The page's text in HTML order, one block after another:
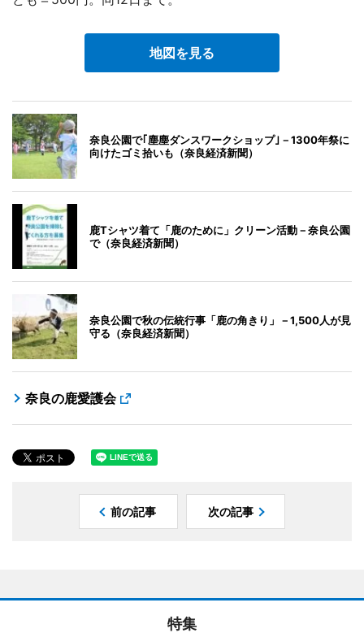
地図を見る
奈良公園で｢塵塵ダンスワークショップ｣－1300年祭に
向けたゴミ拾いも（奈良経済新聞）
鹿Tシャツ着て「鹿のために」クリーン活動－奈良公園
で（奈良経済新聞）
奈良公園で秋の伝統行事「鹿の角きり」－1,500人が見
守る（奈良経済新聞）
奈良の鹿愛護会
前の記事 次の記事
特集